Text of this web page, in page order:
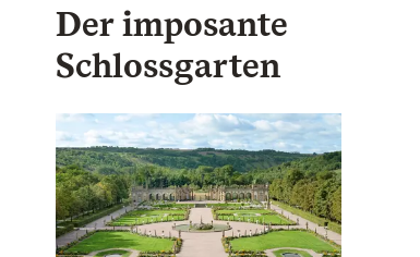
Der imposante
Schlossgarten